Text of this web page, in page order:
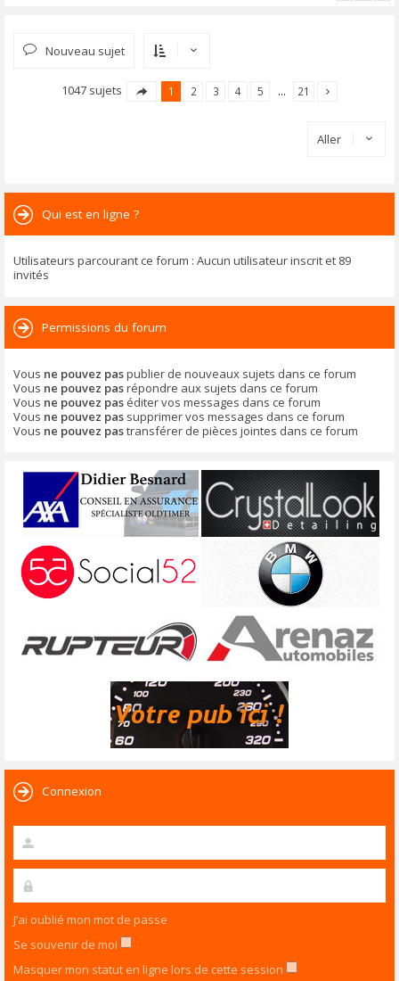
Nouveau sujet
1047 sujets 1 2 3 4 5 … 21
Aller
Qui est en ligne ?
Utilisateurs parcourant ce forum : Aucun utilisateur inscrit et 89
invités
Permissions du forum
Vous ne pouvez paspublier de nouveaux sujets dans ce forum
Vous ne pouvez pasrépondre aux sujets dans ce forum
Vous ne pouvez pas éditer vos messages dans ce forum
Vous ne pouvez pas supprimer vos messages dans ce forum
Vous ne pouvez pastransférer de pièces jointes dans ce forum
Connexion
J’ai oublié mon mot de passe
Se souvenir de moi
Masquer mon statut en ligne lors de cette session